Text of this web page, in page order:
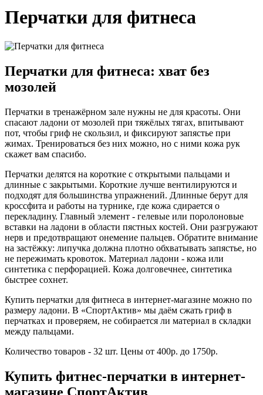
Перчатки для фитнеса
Перчатки для фитнеса: хват без
мозолей
Перчатки в тренажёрном зале нужны не для красоты. Они
спасают ладони от мозолей при тяжёлых тягах, впитывают
пот, чтобы гриф не скользил, и фиксируют запястье при
жимах. Тренироваться без них можно, но с ними кожа рук
скажет вам спасибо.
Перчатки делятся на короткие с открытыми пальцами и
длинные с закрытыми. Короткие лучше вентилируются и
подходят для большинства упражнений. Длинные берут для
кроссфита и работы на турнике, где кожа сдирается о
перекладину. Главный элемент - гелевые или поролоновые
вставки на ладони в области пястных костей. Они разгружают
нерв и предотвращают онемение пальцев. Обратите внимание
на застёжку: липучка должна плотно обхватывать запястье, но
не пережимать кровоток. Материал ладони - кожа или
синтетика с перфорацией. Кожа долговечнее, синтетика
быстрее сохнет.
Купить перчатки для фитнеса в интернет-магазине можно по
размеру ладони. В «СпортАктив» мы даём сжать гриф в
перчатках и проверяем, не собирается ли материал в складки
между пальцами.
Количество товаров - 32 шт. Цены от 400р. до 1750р.
Купить фитнес-перчатки в интернет-
магазине СпортАктив